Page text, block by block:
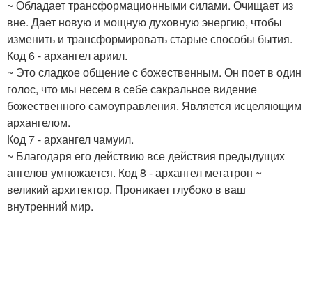
~ Обладает трансформационными силами. Очищает из
вне. Дает новую и мощную духовную энергию, чтобы
изменить и трансформировать старые способы бытия.
Код 6 - архангел ариил.
~ Это сладкое общение с божественным. Он поет в один
голос, что мы несем в себе сакральное видение
божественного самоуправления. Является исцеляющим
архангелом.
Код 7 - архангел чамуил.
~ Благодаря его действию все действия предыдущих
ангелов умножается. Код 8 - архангел метатрон ~
великий архитектор. Проникает глубоко в ваш
внутренний мир.